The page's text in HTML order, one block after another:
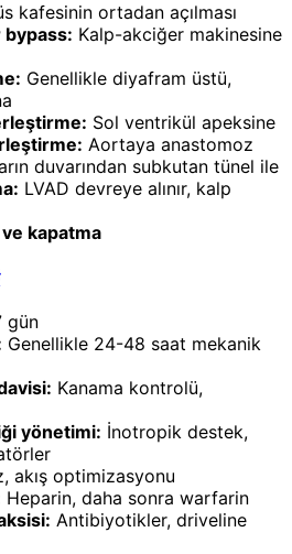
kafesinin ortadan açılması
Kalp-akciğer makinesine
Genellikle diyafram üstü,
Sol ventrikül apeksine
Aortaya anastomoz
duvarından subkutan tünel ile
LVAD devreye alınır, kalp
kapatma
gün
Genellikle 24-48 saat mekanik
Kanama kontrolü,
yönetimi: İnotropik destek,
akış optimizasyonu
Heparin, daha sonra warfarin
Antibiyotikler, driveline